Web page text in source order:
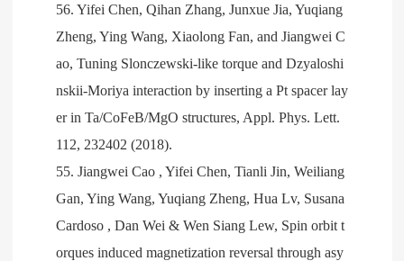
56. Yifei Chen, Qihan Zhang, Junxue Jia, Yuqiang
Zheng, Ying Wang, Xiaolong Fan, and Jiangwei C
ao, Tuning Slonczewski-like torque and Dzyaloshi
nskii-Moriya interaction by inserting a Pt spacer lay
er in Ta/CoFeB/MgO structures, Appl. Phys. Lett.
112, 232402 (2018).
55. Jiangwei Cao , Yifei Chen, Tianli Jin, Weiliang
Gan, Ying Wang, Yuqiang Zheng, Hua Lv, Susana
Cardoso , Dan Wei & Wen Siang Lew, Spin orbit t
orques induced magnetization reversal through asy